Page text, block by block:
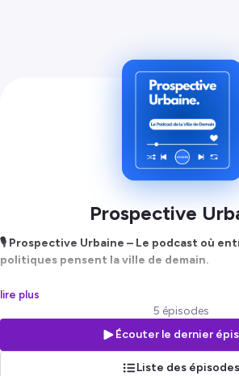
Prospective
🎙️ Prospective Urbaine – Le podcast où
politiques pensent la ville de demain.
Et si nos villes devenaient plus fluides,
Prospective Urbaine
réunit un décideur politique et un entrepreneur
Ensemble, ils partagent leurs perspectives,
et envisagent des solutions concrètes pour
lire plus
5 épisodes
Écouter le dernier
Liste des épisodes